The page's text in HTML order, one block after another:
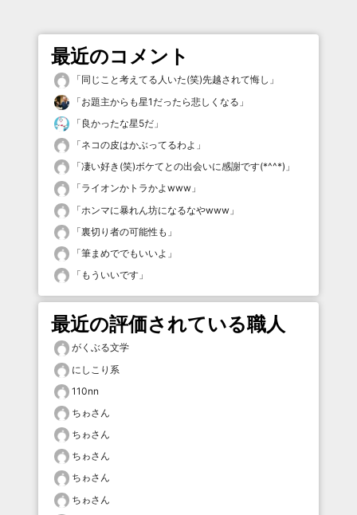
最近のコメント
「同じこと考えてる人いた(笑)先越されて悔し 」
「お題主からも星1だったら悲しくなる 」
「 良かったな星5だ 」
「ネコの皮はかぶってるわよ 」
「凄い好き(笑)ボケてとの出会いに感謝です(*^^*) 」
「ライオンかトラかよwww 」
「ホンマに暴れん坊になるなやwww 」
「裏切り者の可能性も 」
「筆まめででもいいよ 」
「 もういいです 」
最近の評価されている職人
がくぶる文学
にしこり系
110nn
ちゎさん
ちゎさん
ちゎさん
ちゎさん
ちゎさん